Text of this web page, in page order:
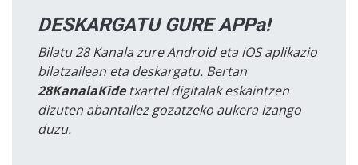
DESKARGATU GURE APPa!
Bilatu 28 Kanala zure Android eta iOS aplikazio
bilatzailean eta deskargatu. Bertan
28KanalaKidetxartel digitalak eskaintzen
dizuten abantailez gozatzeko aukera izango
duzu.